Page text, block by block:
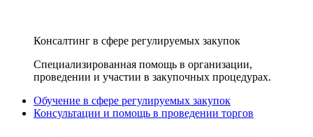
Консалтинг в сфере регулируемых закупок
Специализированная помощь в организации,
проведении и участии в закупочных процедурах.
Обучение в сфере регулируемых закупок
Консультации и помощь в проведении торгов